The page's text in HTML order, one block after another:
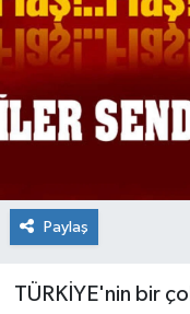
Paylaş
TÜRKİYE'nin bir